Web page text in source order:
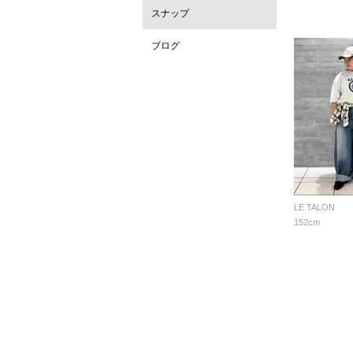
スナップ
ブログ
LE TALON
152cm